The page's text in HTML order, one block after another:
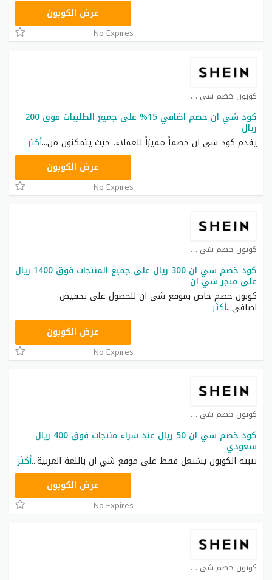
عرض الكوبون
No Expires
كوبون خصم شي ان كوبون
كود شي ان خصم اضافي 15% على جميع الطلبيات فوق 200
ريال
يقدم كود شي ان خصماً مميزاً للعملاء، حيث يتمكنون من...أكثر
عرض الكوبون
No Expires
كوبون خصم شي ان كوبون
كود خصم شي ان 300 ريال على جميع المنتجات فوق 1400 ريال
على متجر شي ان
كوبون خصم خاص بموقع شي ان للحصول على تخفيض
اضافي...أكثر
عرض الكوبون
No Expires
كوبون خصم شي ان كوبون
كود خصم شي ان 50 ريال عند شراء منتجات فوق 400 ريال
سعودي
تنبيه الكوبون يشتغل فقط على موقع شي ان باللغة العربية...أكثر
عرض الكوبون
No Expires
كوبون خصم شي ان كوبون